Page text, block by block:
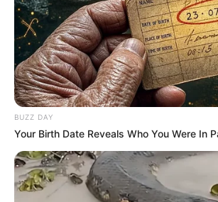
BUZZ DAY
Your Birth Date Reveals Who You Were In